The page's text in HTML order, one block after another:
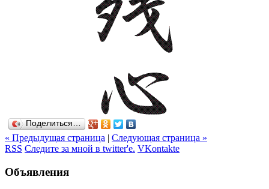
Поделиться…
« Предыдущая страница | Следующая страница »
RSS Следите за мной в twitter'е. VKontakte
Объявления